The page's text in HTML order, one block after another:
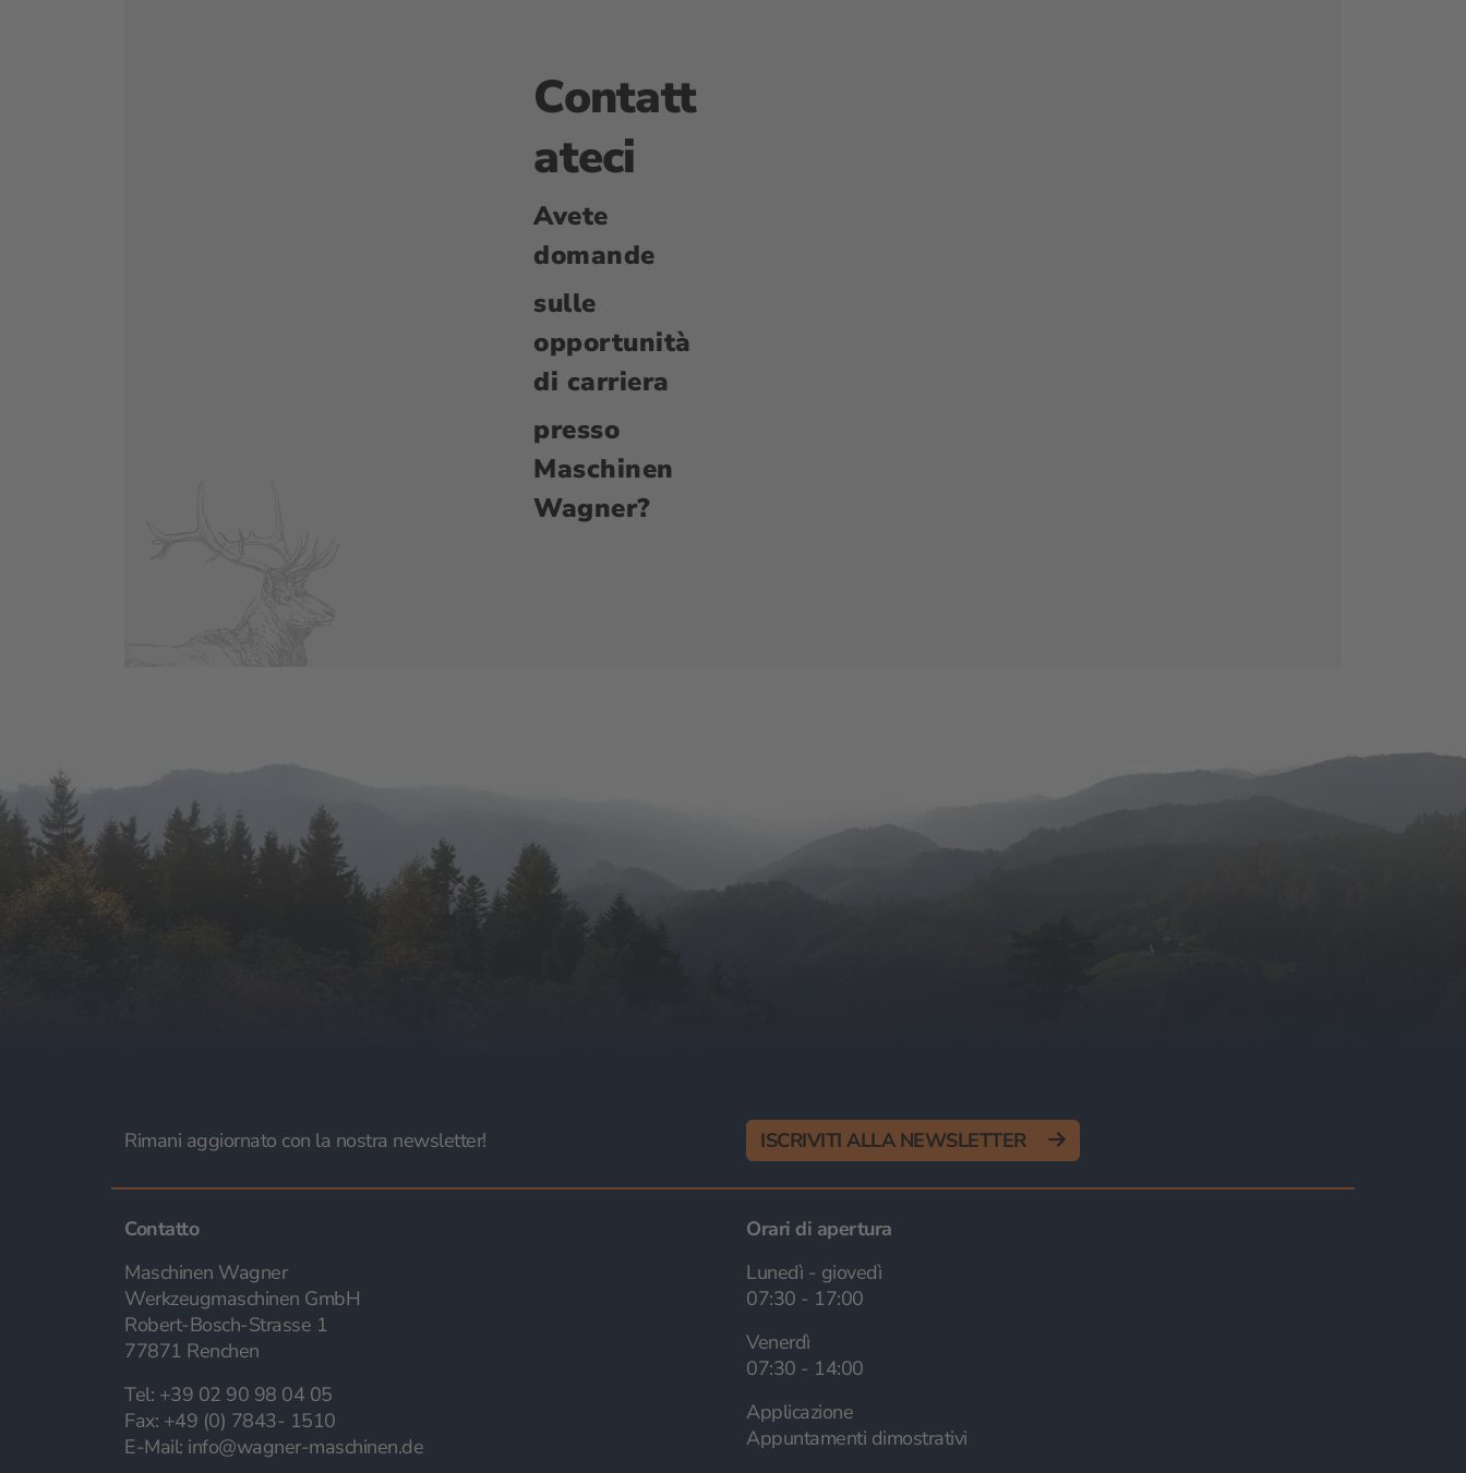
Contatt
ateci
Avete
domande
sulle
opportunità
di carriera
presso
Maschinen
Wagner?
Rimani aggiornato con la nostra newsletter! ISCRIVITI ALLA NEWSLETTER
Contatto
Maschinen Wagner
Werkzeugmaschinen GmbH
Robert-Bosch-Strasse 1
77871 Renchen
Tel: +39 02 90 98 04 05
Fax: +49 (0) 7843- 1510
E-Mail: info@wagner-maschinen.de
Orari di apertura
Lunedì - giovedì
07:30 - 17:00
Venerdì
07:30 - 14:00
Applicazione
Appuntamenti dimostrativi